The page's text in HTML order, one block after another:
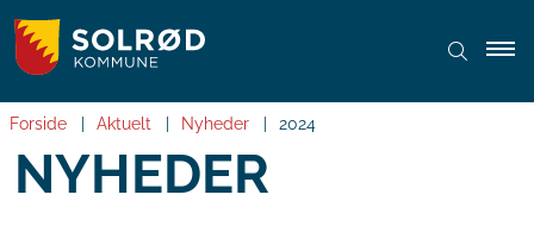
Forside Aktuelt Nyheder 2024
NYHEDER